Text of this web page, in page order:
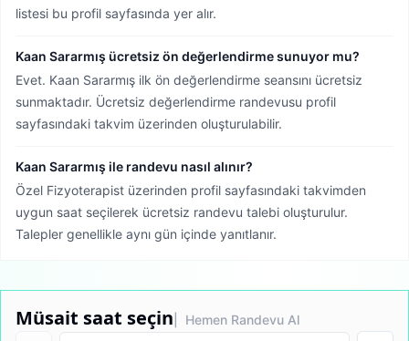
listesi bu profil sayfasında yer alır.
Kaan Sararmış ücretsiz ön değerlendirme sunuyor mu?
Evet. Kaan Sararmış ilk ön değerlendirme seansını ücretsiz
sunmaktadır. Ücretsiz değerlendirme randevusu profil
sayfasındaki takvim üzerinden oluşturulabilir.
Kaan Sararmış ile randevu nasıl alınır?
Özel Fizyoterapist üzerinden profil sayfasındaki takvimden
uygun saat seçilerek ücretsiz randevu talebi oluşturulur.
Talepler genellikle aynı gün içinde yanıtlanır.
Müsait saat seçin | Hemen Randevu Al